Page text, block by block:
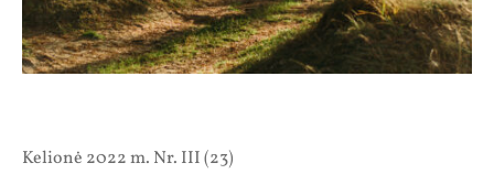
Kelionė 2022 m. Nr. III (23)